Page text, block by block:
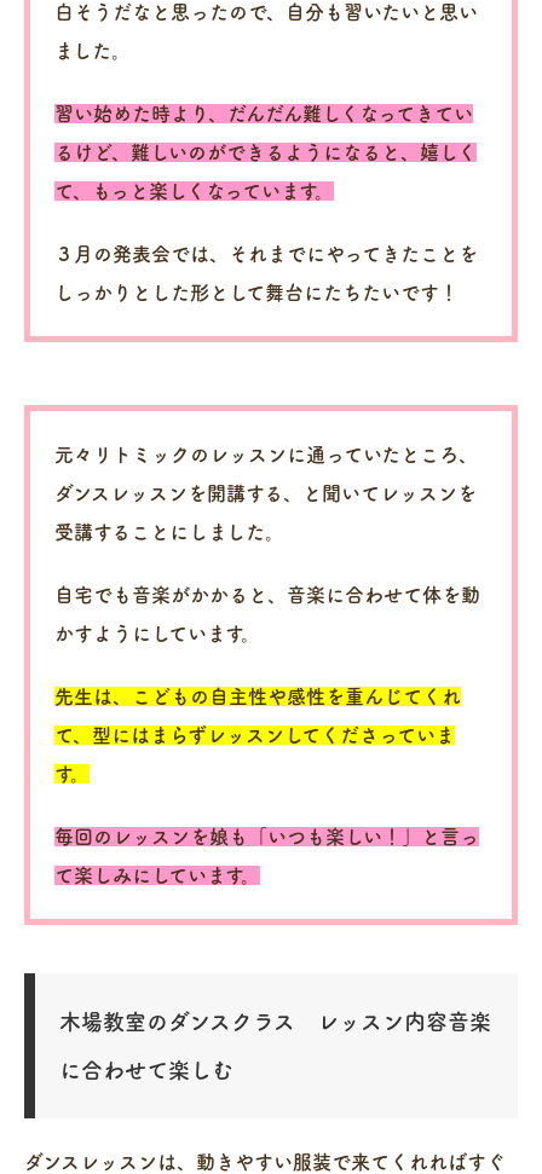
白そうだなと思ったので、自分も習いたいと思い
ました。
習い始めた時より、だんだん難しくなってきてい
るけど、難しいのができるようになると、嬉しく
て、もっと楽しくなっています。
３月の発表会では、それまでにやってきたことを
しっかりとした形として舞台にたちたいです！
元々リトミックのレッスンに通っていたところ、
ダンスレッスンを開講する、と聞いてレッスンを
受講することにしました。
自宅でも音楽がかかると、音楽に合わせて体を動
かすようにしています。
先生は、こどもの自主性や感性を重んじてくれ
て、型にはまらずレッスンしてくださっていま
す。
毎回のレッスンを娘も「いつも楽しい！」と言っ
て楽しみにしています。
木場教室のダンスクラス レッスン内容音楽
に合わせて楽しむ
ダンスレッスンは、動きやすい服装で来てくれればすぐ